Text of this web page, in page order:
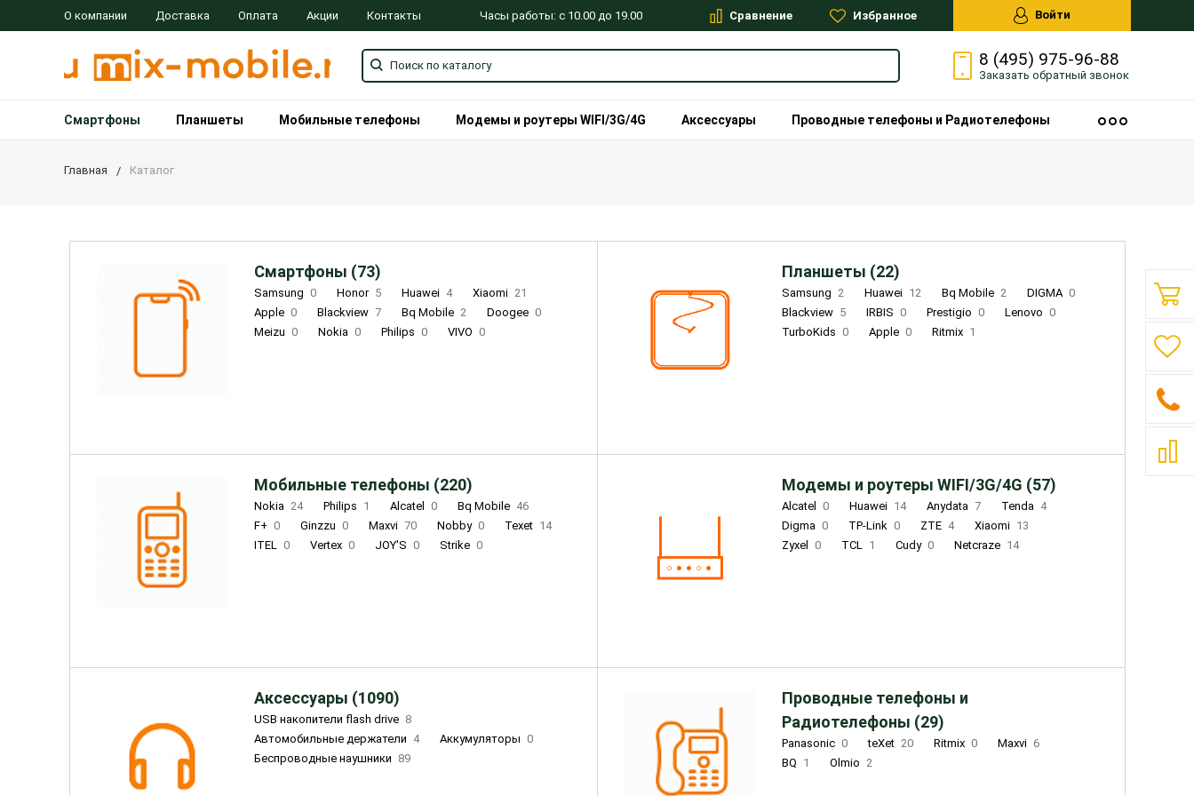
О компании Доставка Оплата Акции Контакты Часы работы: с 10.00 до 19.00 Сравнение Избранное Войти
8 (495) 975-96-88
Заказать обратный звонок
Смартфоны Планшеты Мобильные телефоны Модемы и роутеры WIFI/3G/4G Аксессуары Проводные телефоны и Радиотелефоны
Главная Каталог
Смартфоны (73)
Samsung 0 Honor 5 Huawei 4 Xiaomi 21
Apple 0 Blackview 7 Bq Mobile 2 Doogee 0
Meizu 0 Nokia 0 Philips 0 VIVO 0
Планшеты (22)
Samsung 2 Huawei 12 Bq Mobile 2 DIGMA 0
Blackview 5 IRBIS 0 Prestigio 0 Lenovo 0
TurboKids 0 Apple 0 Ritmix 1
Мобильные телефоны (220)
Nokia 24 Philips 1 Alcatel 0 Bq Mobile 46
F+ 0 Ginzzu 0 Maxvi 70 Nobby 0 Texet 14
ITEL 0 Vertex 0 JOY'S 0 Strike 0
Модемы и роутеры WIFI/3G/4G (57)
Alcatel 0 Huawei 14 Anydata 7 Tenda 4
Digma 0 TP-Link 0 ZTE 4 Xiaomi 13
Zyxel
0 TCL 1 Cudy 0 Netcraze 14
Аксессуары (1090)
USB накопители flash drive 8
Автомобильные держатели 4 Аккумуляторы 0
Беспроводные наушники 89
Проводные телефоны и
Радиотелефоны (29)
Panasonic 0 teXet 20 Ritmix 0 Maxvi 6
BQ 1 Olmio 2